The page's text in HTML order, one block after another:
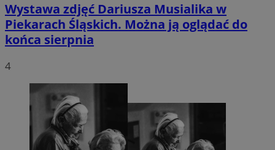
Wystawa zdjęć Dariusza Musialika w
Piekarach Śląskich. Można ją oglądać do
końca sierpnia
4